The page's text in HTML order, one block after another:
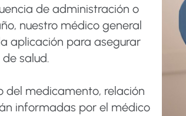
de administración o
nuestro médico general
aplicación para asegurar
salud.
del medicamento, relación
informadas por el médico